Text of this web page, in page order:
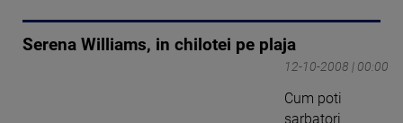
Serena Williams, in chilotei pe plaja
12-10-2008 | 00:00
Cum poti
sarbatori